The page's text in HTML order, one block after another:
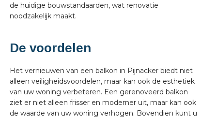
de huidige bouwstandaarden, wat renovatie
noodzakelijk maakt.
De voordelen
Het vernieuwen van een balkon in Pijnacker biedt niet
alleen veiligheidsvoordelen, maar kan ook de esthetiek
van uw woning verbeteren. Een gerenoveerd balkon
ziet er niet alleen frisser en moderner uit, maar kan ook
de waarde van uw woning verhogen. Bovendien kunt u